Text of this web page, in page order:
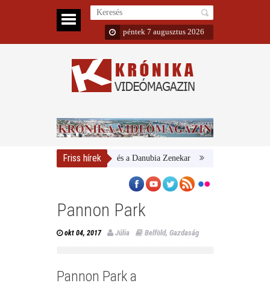
péntek 7 augusztus 2026
Friss hírek
Magyar Nemzeti Galéria és a Danubia Zenekar Bemutatta 2024/25-ös
Pannon Park
okt 04, 2017 Júlia Belföld, Gazdaság
Pannon Park a